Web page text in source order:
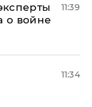
о войне
11:39
11:34